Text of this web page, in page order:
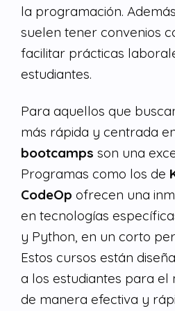
la programación.
suelen tener convenios
facilitar prácticas
estudiantes.
Para aquellos que
más rápida y centrada
bootcamps son una
Programas como los de
CodeOp ofrecen una
en tecnologías
y Python, en un corto
Estos cursos están
a los estudiantes para
de manera efectiva y